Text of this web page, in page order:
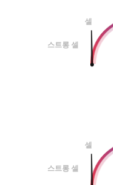
셀
스트롱 셀
셀
스트롱 셀